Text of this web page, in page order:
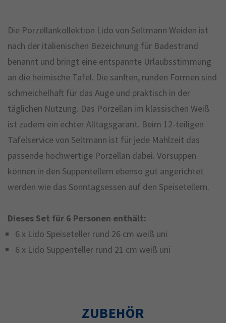
Die Porzellankollektion Lido von Seltmann Weiden ist
nach der italienischen Bezeichnung für Badestrand
benannt und bringt eine entspannte Urlaubsstimmung
an die heimische Tafel. Die sanften, runden Formen sind
schmeichelhaft für das Auge und praktisch in der
täglichen Nutzung. Das Porzellan im klassischen Weiß
ist zudem ein echter Alltagsgarant. Beim 12-teiligen
Tafelservice von Seltmann ist für jede Mahlzeit das
passende hochwertige Porzellan dabei. Vorsuppen
können in den Suppentellern ebenso gut angerichtet
werden wie das Sonntagsessen auf den Speisetellern.
Dieses Set für 6 Personen enthält:
6 x Lido Speiseteller rund 26 cm weiß uni
6 x Lido Suppenteller rund 21 cm weiß uni
ZUBEHÖR